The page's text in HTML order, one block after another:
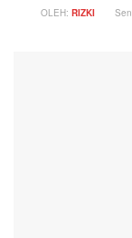
OLEH: RIZKI